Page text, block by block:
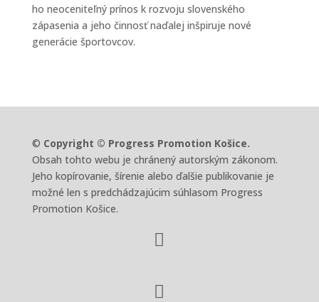
ho neoceniteľný prínos k rozvoju slovenského
zápasenia a jeho činnosť naďalej inšpiruje nové
generácie športovcov.
© Copyright © Progress Promotion Košice.
Obsah tohto webu je chránený autorským zákonom.
Jeho kopírovanie, šírenie alebo ďalšie publikovanie je
možné len s predchádzajúcim súhlasom Progress
Promotion Košice.

